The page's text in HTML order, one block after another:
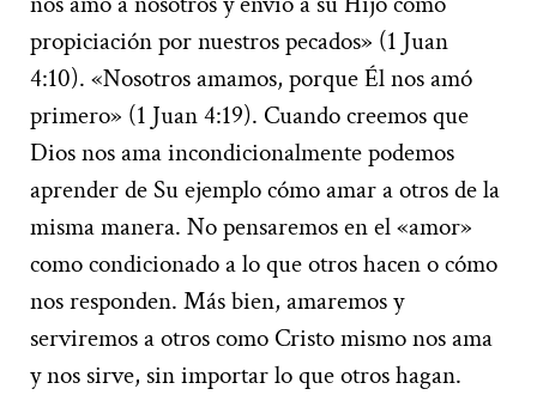
propiciación por nuestros pecados» (1 Juan
4:10). «Nosotros amamos, porque Él nos amó
primero» (1 Juan 4:19). Cuando creemos que
Dios nos ama incondicionalmente podemos
aprender de Su ejemplo cómo amar a otros de la
misma manera. No pensaremos en el «amor»
como condicionado a lo que otros hacen o cómo
nos responden. Más bien, amaremos y
serviremos a otros como Cristo mismo nos ama
y nos sirve, sin importar lo que otros hagan.